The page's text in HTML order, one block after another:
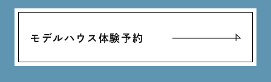
モデルハウス体験予約